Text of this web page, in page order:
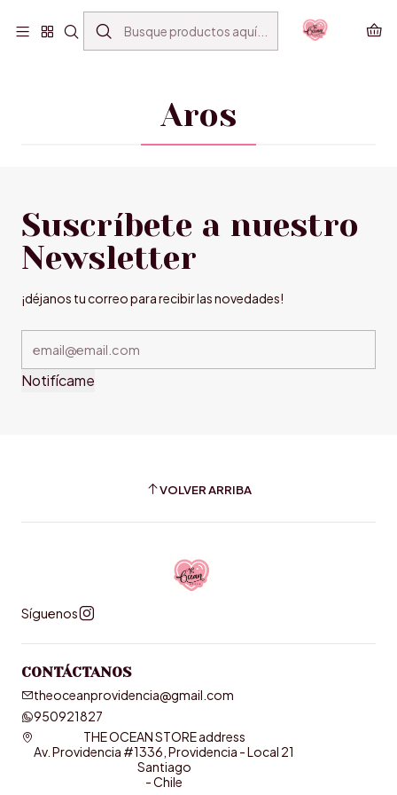
ENVÍO GRATIS SANTIAGO(*) POR COMPRAS SOBRE$39.990
Inicio ACCESORIOS Aros
Aros
Suscríbete a nuestro
Newsletter
¡déjanos tu correo para recibir las novedades!
Notifícame
VOLVER ARRIBA
Síguenos
CONTÁCTANOS
theoceanprovidencia@gmail.com
950921827
THE OCEAN STORE address
Av. Providencia #1336, Providencia - Local 21
Santiago
- Chile